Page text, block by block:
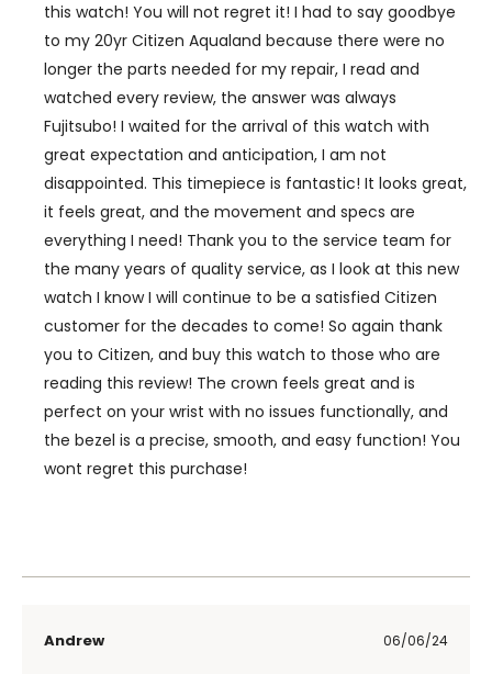
this watch! You will not regret it! I had to say goodbye
to my 20yr Citizen Aqualand because there were no
longer the parts needed for my repair, I read and
watched every review, the answer was always
Fujitsubo! I waited for the arrival of this watch with
great expectation and anticipation, I am not
disappointed. This timepiece is fantastic! It looks great,
it feels great, and the movement and specs are
everything I need! Thank you to the service team for
the many years of quality service, as I look at this new
watch I know I will continue to be a satisfied Citizen
customer for the decades to come! So again thank
you to Citizen, and buy this watch to those who are
reading this review! The crown feels great and is
perfect on your wrist with no issues functionally, and
the bezel is a precise, smooth, and easy function! You
wont regret this purchase!
Andrew 06/06/24